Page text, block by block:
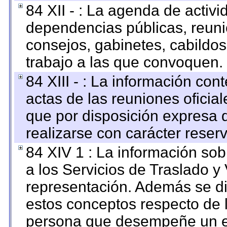
84 XII - : La agenda de
dependencias públicas,
consejos, gabinetes,
trabajo a las que convoquen.
84 XIII - : La información
actas de las reuniones
que por disposición expresa
realizarse con carácter
84 XIV 1 : La información
a los Servicios de Traslado
representación. Además se
estos conceptos respecto
persona que desempeñe un